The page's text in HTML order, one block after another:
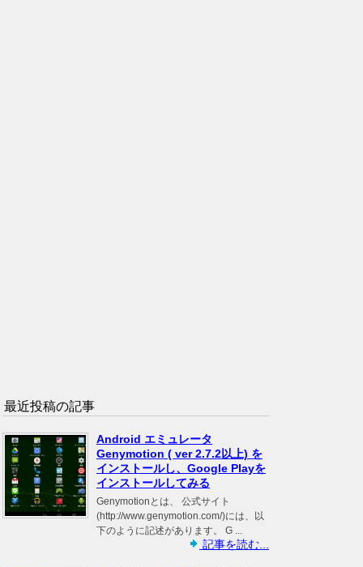
最近投稿の記事
Android エミュレータ
Genymotion ( ver 2.7.2以上) を
インストールし、Google Playを
インストールしてみる
Genymotionとは、 公式サイト
(http://www.genymotion.com/)には、以
下のように記述があります。 G ...
記事を読む...